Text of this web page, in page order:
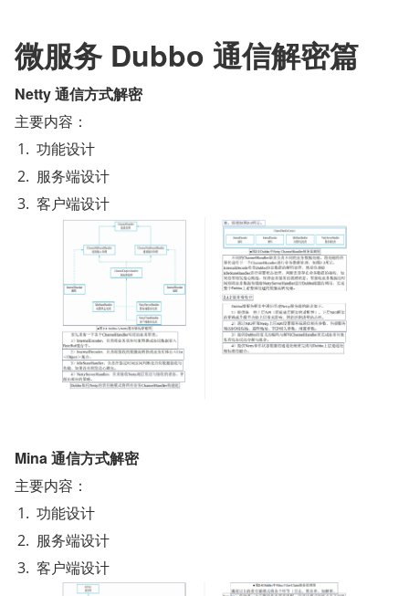
微服务 Dubbo 通信解密篇
Netty 通信方式解密
主要内容：
功能设计
服务端设计
客户端设计
Mina 通信方式解密
主要内容：
功能设计
服务端设计
客户端设计